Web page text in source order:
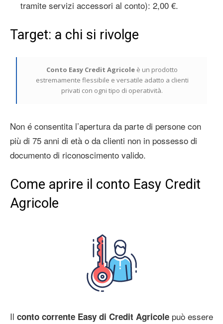
tramite servizi accessori al conto): 2,00 €.
Target: a chi si rivolge
Conto Easy Credit Agricole è un prodotto
estremamente flessibile e versatile adatto a clienti
privati con ogni tipo di operatività.
Non é consentita l’apertura da parte di persone con
più di 75 anni di età o da clienti non in possesso di
documento di riconoscimento valido.
Come aprire il conto Easy Credit
Agricole
Il conto corrente Easy di Credit Agricole può essere